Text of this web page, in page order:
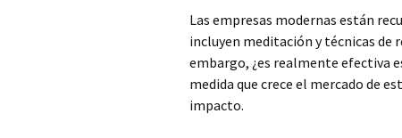
Las empresas modernas están
incluyen meditación y técnicas de
embargo, ¿es realmente efectiva
medida que crece el mercado de
impacto.